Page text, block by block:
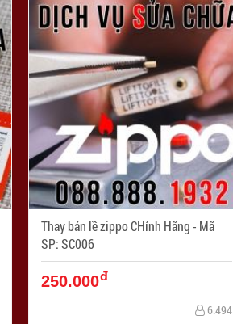
Thay bản lề zippo CHính Hãng - Mã
SP: SC006
250.000đ
6.494